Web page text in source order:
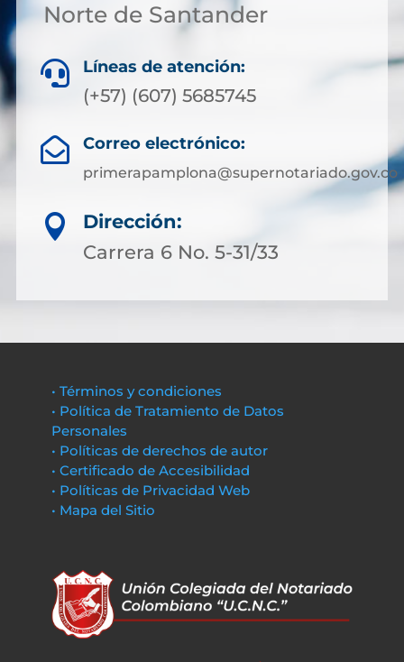
Norte de Santander
 Líneas de atención:
(+57) (607) 5685745
 Correo electrónico:
primerapamplona@supernotariado.gov.co

Dirección:
Carrera 6 No. 5-31/33
• Términos y condiciones
• Política de Tratamiento de Datos
Personales
• Políticas de derechos de autor
• Certificado de Accesibilidad
• Políticas de Privacidad Web
• Mapa del Sitio